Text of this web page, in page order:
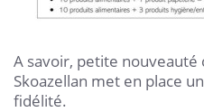
A savoir, petite nouveauté
Skoazellan met en place
fidélité.